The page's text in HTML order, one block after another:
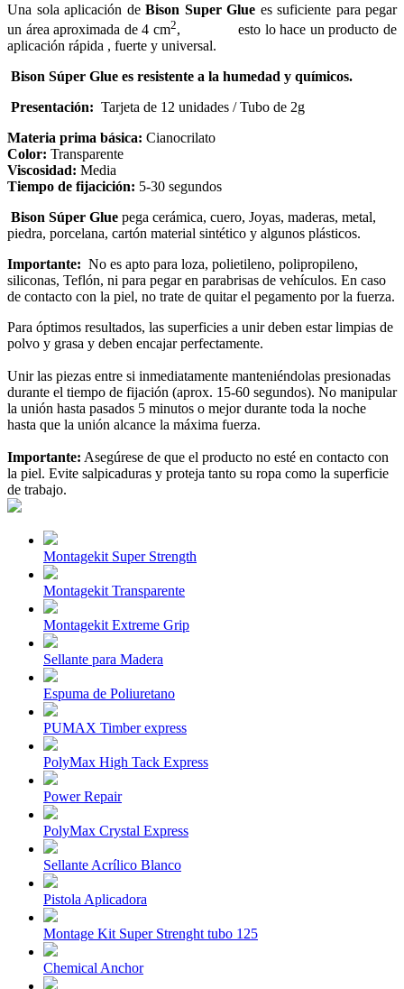
Una sola aplicación deBison Super Glue es suficiente para pegar
un área aproximada de 4 cm2, esto lo hace un producto de
aplicación rápida , fuerte y universal.
Bison Súper Glue es resistente a la humedad y químicos.
Presentación: Tarjeta de 12 unidades / Tubo de 2g
Materia prima básica: Cianocrilato
Color: Transparente
Viscosidad: Media
Tiempo de fijacición: 5-30 segundos
Bison Súper Glue pega cerámica, cuero, Joyas, maderas, metal,
piedra, porcelana, cartón material sintético y algunos plásticos.
Importante: No es apto para loza, polietileno, polipropileno,
siliconas, Teflón, ni para pegar en parabrisas de vehículos. En caso
de contacto con la piel, no trate de quitar el pegamento por la fuerza.
Para óptimos resultados, las superficies a unir deben estar limpias de
polvo y grasa y deben encajar perfectamente.
Unir las piezas entre si inmediatamente manteniéndolas presionadas
durante el tiempo de fijación (aprox. 15-60 segundos). No manipular
la unión hasta pasados 5 minutos o mejor durante toda la noche
hasta que la unión alcance la máxima fuerza.
Importante: Asegúrese de que el producto no esté en contacto con
la piel. Evite salpicaduras y proteja tanto su ropa como la superficie
de trabajo.
Montagekit Super Strength
Montagekit Transparente
Montagekit Extreme Grip
Sellante para Madera
Espuma de Poliuretano
PUMAX Timber express
PolyMax High Tack Express
Power Repair
PolyMax Crystal Express
Sellante Acrílico Blanco
Pistola Aplicadora
Montage Kit Super Strenght tubo 125
Chemical Anchor